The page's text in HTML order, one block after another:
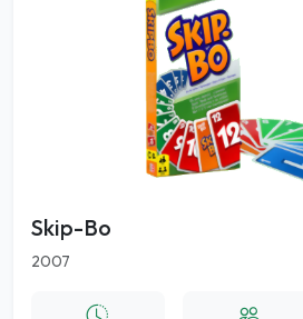
Skip-Bo
2007